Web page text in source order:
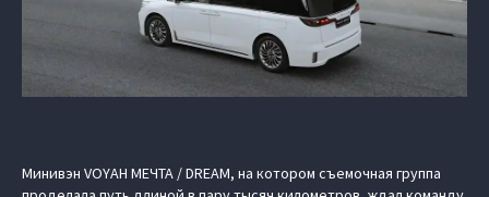
Минивэн VOYAH МЕЧТА / DREAM, на котором съемочная группа